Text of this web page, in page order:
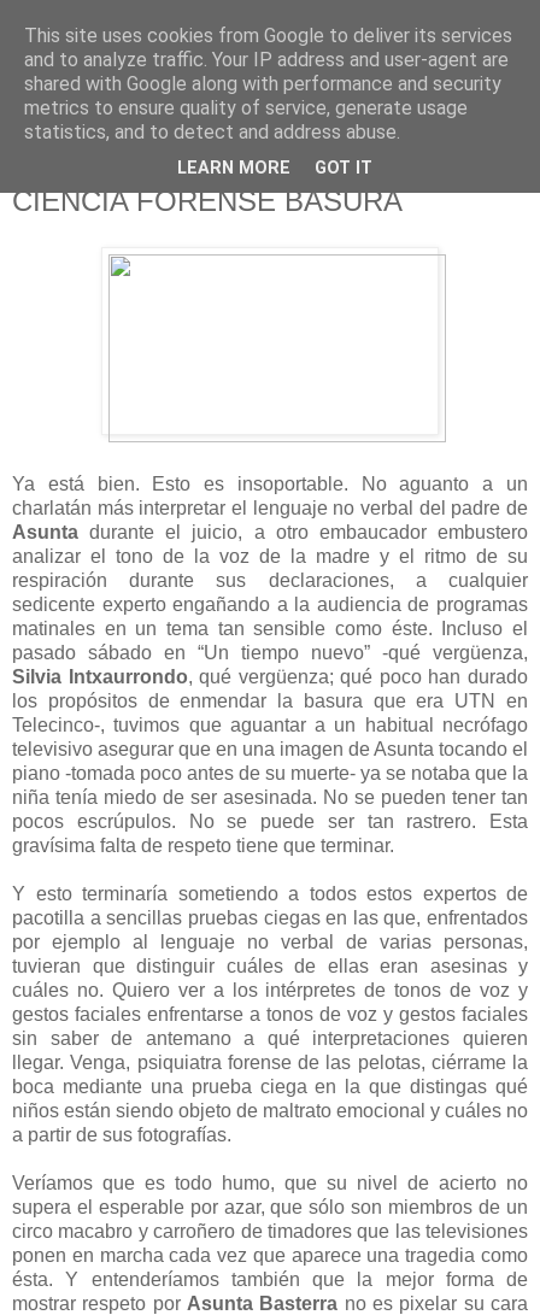
625 RANAS
LA TELEVISIÓN DESDE EL PUNTO DE VISTA BATRACIO
CIENCIA FORENSE BASURA
Ya está bien. Esto es insoportable. No aguanto a un
charlatán más interpretar el lenguaje no verbal del padre de
Asuntadurante el juicio, a otro embaucador embustero
analizar el tono de la voz de la madre y el ritmo de su
respiración durante sus declaraciones, a cualquier
sedicente experto engañando a la audiencia de programas
matinales en un tema tan sensible como éste. Incluso el
pasado sábado en “Un tiempo nuevo” -qué vergüenza,
Silvia Intxaurrondo, qué vergüenza; qué poco han durado
los propósitos de enmendar la basura que era UTN en
Telecinco-, tuvimos que aguantar a un habitual necrófago
televisivo asegurar que en una imagen de Asunta tocando el
piano -tomada poco antes de su muerte- ya se notaba que la
niña tenía miedo de ser asesinada. No se pueden tener tan
pocos escrúpulos. No se puede ser tan rastrero. Esta
gravísima falta de respeto tiene que terminar.
Y esto terminaría sometiendo a todos estos expertos de
pacotilla a sencillas pruebas ciegas en las que, enfrentados
por ejemplo al lenguaje no verbal de varias personas,
tuvieran que distinguir cuáles de ellas eran asesinas y
cuáles no. Quiero ver a los intérpretes de tonos de voz y
gestos faciales enfrentarse a tonos de voz y gestos faciales
sin saber de antemano a qué interpretaciones quieren
llegar. Venga, psiquiatra forense de las pelotas, ciérrame la
boca mediante una prueba ciega en la que distingas qué
niños están siendo objeto de maltrato emocional y cuáles no
a partir de sus fotografías.
Veríamos que es todo humo, que su nivel de acierto no
supera el esperable por azar, que sólo son miembros de un
circo macabro y carroñero de timadores que las televisiones
ponen en marcha cada vez que aparece una tragedia como
ésta. Y entenderíamos también que la mejor forma de
mostrar respeto por Asunta Basterra no es pixelar su cara
This site uses cookies from Google to deliver its services
and to analyze traffic. Your IP address and user-agent are
shared with Google along with performance and security
metrics to ensure quality of service, generate usage
statistics, and to detect and address abuse.
LEARN MORE GOT IT